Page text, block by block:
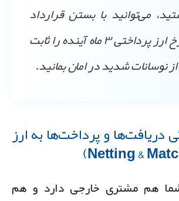
می‌توانید با بستن قرارداد
Forward نرخ ارز پرداختی ۳ ماه آینده را ثابت
نوسانات شدید در امان بمانید.
و پرداخت‌ها به ارز
هم مشتری خارجی دارد و هم